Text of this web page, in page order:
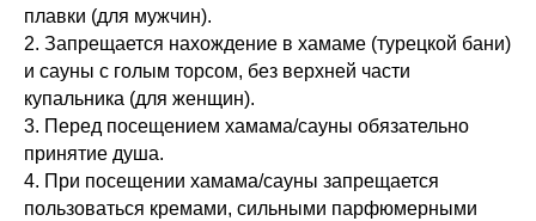
плавки (для мужчин).
2. Запрещается нахождение в хамаме (турецкой бани)
и сауны с голым торсом, без верхней части
купальника (для женщин).
3. Перед посещением хамама/сауны обязательно
принятие душа.
4. При посещении хамама/сауны запрещается
пользоваться кремами, сильными парфюмерными